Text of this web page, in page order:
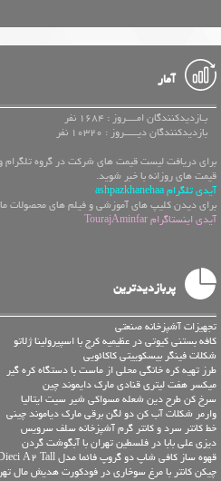
آمار
بـازدیدکنندگان امــــروز : 1684 نفر
بازدیدکنندگان دیـــــروز : 10320 نفر
برای دریافت لیست قیمت های شرکت در گروه تلگرام
قیمت های روزانه با خبر شوید.
آیدی تلگرام ashpazkhanehaa
برای دیدن کلیپ های آموزشی و فیلم های محصولات ما
آیدی اینستاگرام TourajAminfar
پربازدیدترین
تجهیزات آشپزخانه صنعتی
کافه بستنی کیوتی در عظیمیه کرج با اسپیرولینا ژلاتو
شکلات فینگر بیسکوییتی کاکائویی
طرز تهیه کره خانگی محلی از ماست با دستگاه کره گیر
میکسر هفت لیتری قنادی مارک دایموند چین
سرخ کن طرح دین شعله مسواکی شیر سیت ایتالیا
وارمر شکلات آب کن دو لگن برقی مارک دیاموند چینی
خط کانتر سرد و کانتر گرم آشپزخانه سلف سرویس
دیزی علی بابا در فلسطین تهران با آبگوشت گردن
قهوه ساز کافی شاپ دو گروپ فائما مدل Dieci A2 Tall
چیکن کانتر با مرغ سوخاری در فودکورت هدیش مال